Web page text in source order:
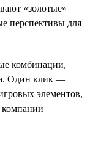
«золотые»
перспективы для
комбинации,
Один клик —
элементов,
компании